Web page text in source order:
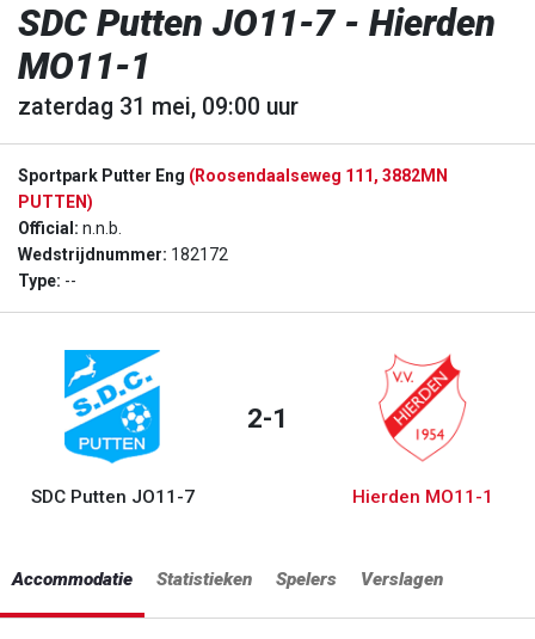
SDC Putten JO11-7 - Hierden
MO11-1
zaterdag 31 mei, 09:00 uur
Sportpark Putter Eng (Roosendaalseweg 111, 3882MN
PUTTEN)
Official: n.n.b.
Wedstrijdnummer: 182172
Type: --
SDC Putten JO11-7
2-1
Hierden MO11-1
Accommodatie Statistieken Spelers Verslagen